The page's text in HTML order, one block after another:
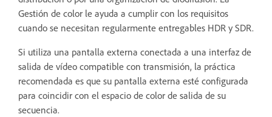
Gestión de color le ayuda a cumplir con los requisitos
cuando se necesitan regularmente entregables HDR y SDR.
Si utiliza una pantalla externa conectada a una interfaz de
salida de vídeo compatible con transmisión, la práctica
recomendada es que su pantalla externa esté configurada
para coincidir con el espacio de color de salida de su
secuencia.